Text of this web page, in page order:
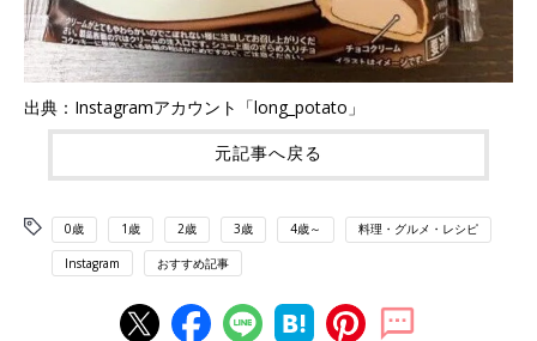
出典：Instagramアカウント「long_potato」
元記事へ戻る
0歳 1歳 2歳 3歳 4歳～ 料理・グルメ・レシピ
Instagram おすすめ記事